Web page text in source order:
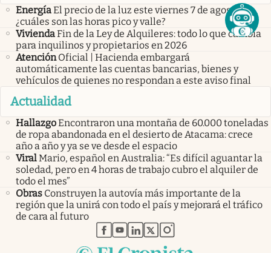
EnergíaEl precio de la luz este viernes 7 de agosto:
¿cuáles son las horas pico y valle?
ViviendaFin de la Ley de Alquileres: todo lo que cambia
para inquilinos y propietarios en 2026
Atención Oficial | Hacienda embargará
automáticamente las cuentas bancarias, bienes y
vehículos de quienes no respondan a este aviso final
Actualidad
HallazgoEncontraron una montaña de 60.000 toneladas
de ropa abandonada en el desierto de Atacama: crece
año a año y ya se ve desde el espacio
ViralMario, español en Australia: “Es difícil aguantar la
soledad, pero en 4 horas de trabajo cubro el alquiler de
todo el mes”
Obras Construyen la autovía más importante de la
región que la unirá con todo el país y mejorará el tráfico
de cara al futuro
abre en nueva pestaña
abre en nueva pestaña
abre en nueva pestaña
abre en nueva pestaña
abre en nueva pestaña